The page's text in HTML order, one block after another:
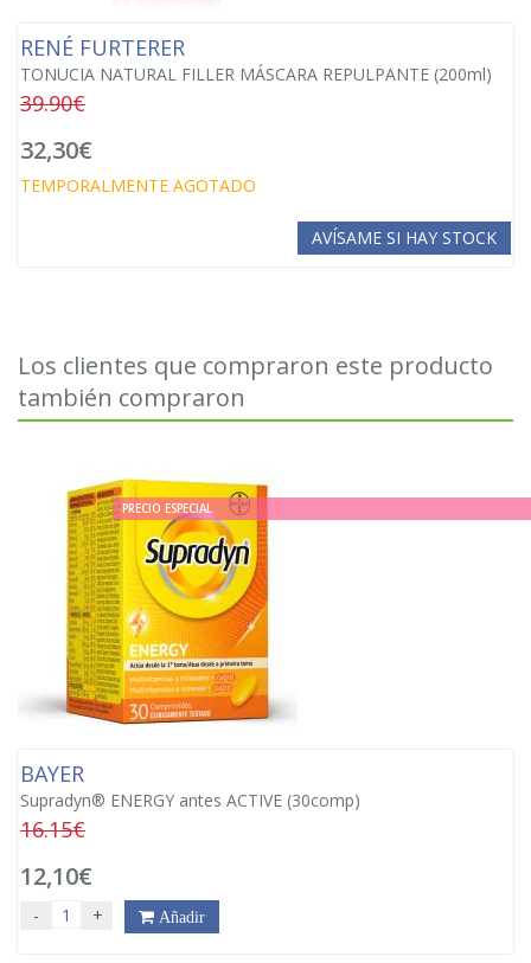
RENÉ FURTERER
TONUCIA NATURAL FILLER MÁSCARA REPULPANTE (200ml)
39.90€
32,30€
TEMPORALMENTE AGOTADO
AVÍSAME SI HAY STOCK
Los clientes que compraron este producto
también compraron
PRECIO ESPECIAL
BAYER
Supradyn® ENERGY antes ACTIVE (30comp)
16.15€
12,10€
- + Añadir